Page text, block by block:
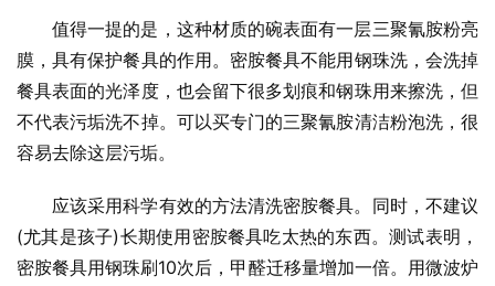
值得一提的是，这种材质的碗表面有一层三聚氰胺粉亮
膜，具有保护餐具的作用。密胺餐具不能用钢珠洗，会洗掉
餐具表面的光泽度，也会留下很多划痕和钢珠用来擦洗，但
不代表污垢洗不掉。可以买专门的三聚氰胺清洁粉泡洗，很
容易去除这层污垢。
应该采用科学有效的方法清洗密胺餐具。同时，不建议
(尤其是孩子)长期使用密胺餐具吃太热的东西。测试表明，
密胺餐具用钢珠刷10次后，甲醛迁移量增加一倍。用微波炉